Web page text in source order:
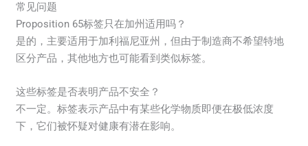
常见问题
Proposition 65标签只在加州适用吗？
是的，主要适用于加利福尼亚州，但由于制造商不希望特地
区分产品，其他地方也可能看到类似标签。
这些标签是否表明产品不安全？
不一定。标签表示产品中有某些化学物质即便在极低浓度
下，它们被怀疑对健康有潜在影响。